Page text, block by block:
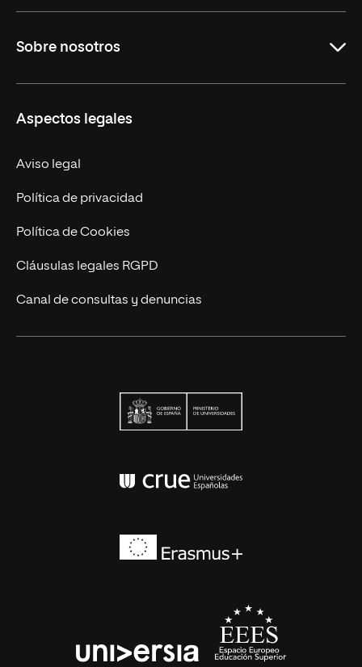
Maestrías
Educación Continuada
Sobre nosotros
Trabaja en UNIR
Actualidad
Contacto
Aspectos legales
Aviso legal
Política de privacidad
Política de Cookies
Cláusulas legales RGPD
Canal de consultas y denuncias
Conferencia de
universia